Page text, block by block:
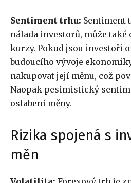
Sentiment trhu: Sentiment
nálada investorů, může
kurzy. Pokud jsou investoři
budoucího vývoje
nakupovat její měnu, což
Naopak pesimistický
oslabení měny.
Rizika spojená s
měn